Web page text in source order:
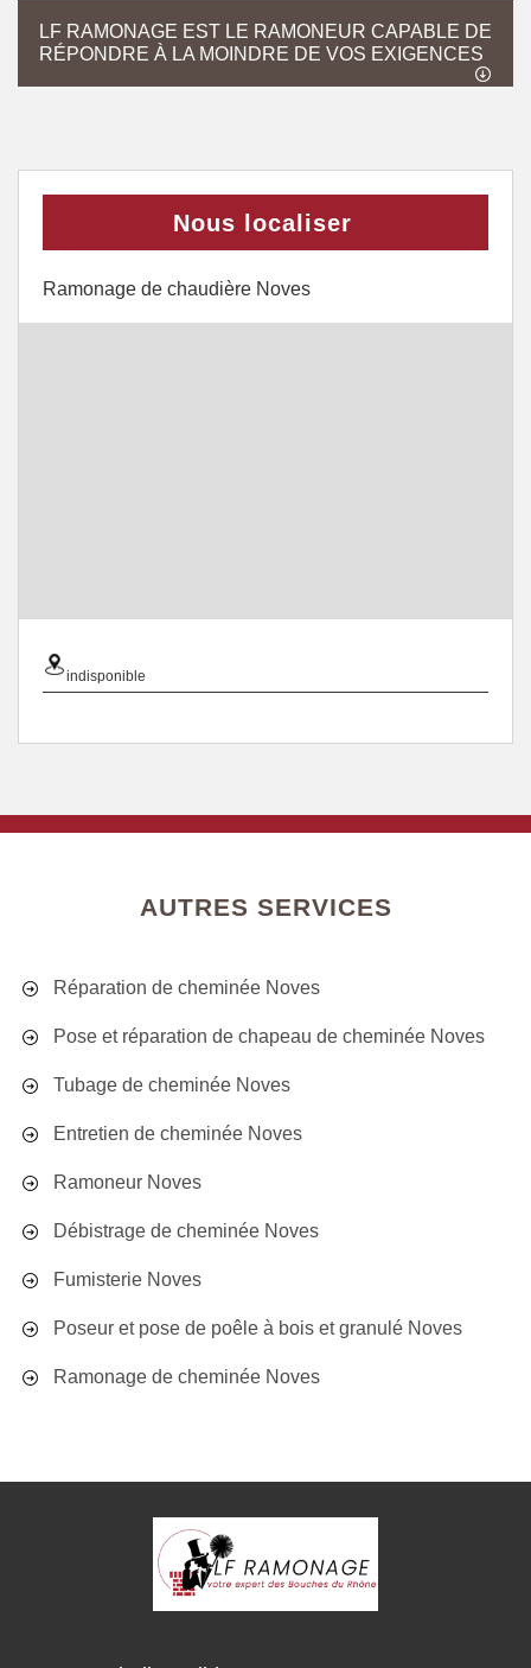
LF RAMONAGE EST LE RAMONEUR CAPABLE DE
RÉPONDRE À LA MOINDRE DE VOS EXIGENCES
Nous localiser
Ramonage de chaudière Noves
indisponible
AUTRES SERVICES
Réparation de cheminée Noves
Pose et réparation de chapeau de cheminée Noves
Tubage de cheminée Noves
Entretien de cheminée Noves
Ramoneur Noves
Débistrage de cheminée Noves
Fumisterie Noves
Poseur et pose de poêle à bois et granulé Noves
Ramonage de cheminée Noves